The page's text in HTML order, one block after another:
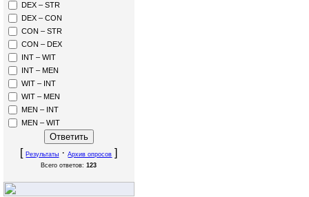
DEX – STR
DEX – CON
CON – STR
CON – DEX
INT – WIT
INT – MEN
WIT – INT
WIT – MEN
MEN – INT
MEN – WIT
[Результаты ·Архив опросов ]
Всего ответов:123